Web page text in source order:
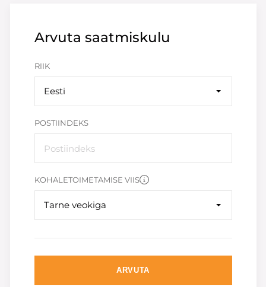
Arvuta saatmiskulu
RIIK
Eesti
POSTIINDEKS
KOHALETOIMETAMISE VIIS
Tarne veokiga
ARVUTA